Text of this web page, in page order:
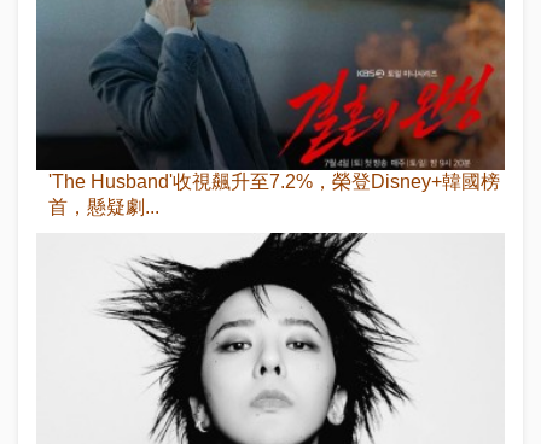
'The Husband'收視飆升至7.2%，榮登Disney+韓國榜
首，懸疑劇...